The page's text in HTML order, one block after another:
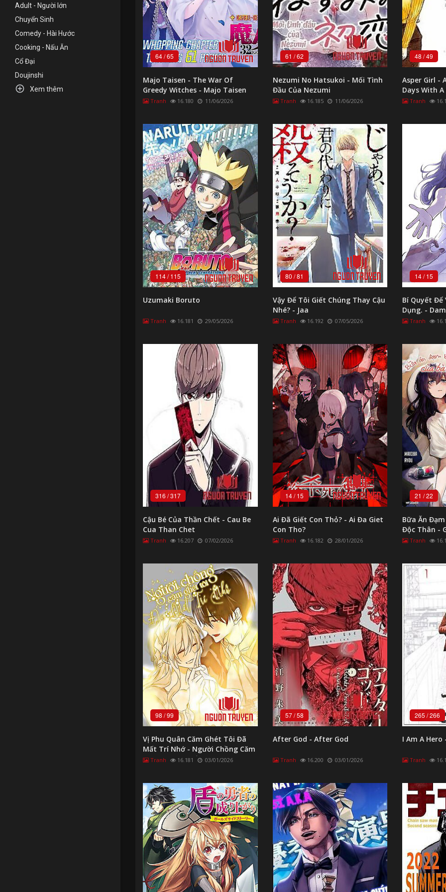
Adult - Người lớn
Chuyển Sinh
Comedy - Hài Hước
Cooking - Nấu Ăn
Cổ Đại
Doujinshi
 Xem thêm
64/65
Majo Taisen - The War Of
Greedy Witches - Majo Taisen
Tranh 16.180 11/06/2026
61 / 62
Nezumi No Hatsukoi - Mối Tình
Đầu Của Nezumi
Tranh 16.185 11/06/2026
48 /49
Asper Girl -
Days With A
Tranh
114/ 115
Uzumaki Boruto
Tranh 16.181 29/05/2026
80 / 81
Vậy Để Tôi Giết Chúng Thay Cậu
Nhé? - Jaa
Tranh 16.192 07/05/2026
14/ 15
Bí Quyết Để
Dụng. -
Aishikata
Tranh
316 /317
Cậu Bé Của Thần Chết - Cau Be
Cua Than Chet
Tranh 16.207 07/02/2026
14 / 15
Ai Đã Giết Con Thỏ? - Ai Đa Giet
Con Tho?
Tranh 16.182 28/01/2026
21 /22
Bữa Ăn Đạm
Độc Thân -
Joshi (26)
Tranh
98 /99
Vị Phu Quân Căm Ghét Tôi Đã
Mất Trí Nhớ - Người Chồng Căm
Ghét Tôi Đã Mất Trí Nhớ
Tranh 16.181 03/01/2026
57 / 58
After God - After God
Tranh 16.200 03/01/2026
265 /266
I Am A
Tranh